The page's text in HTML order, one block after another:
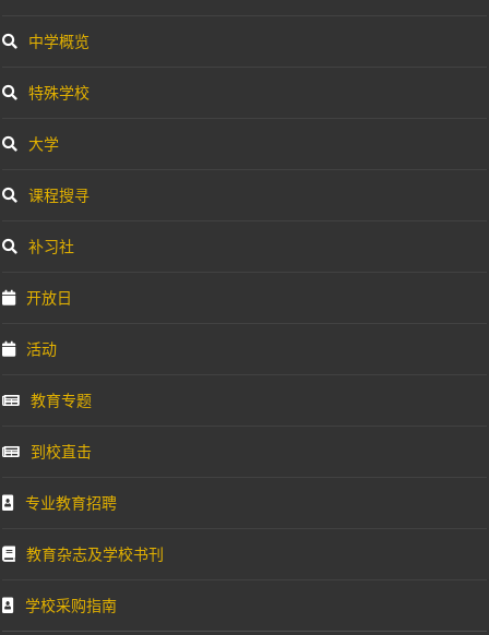
特殊学校
大学
课程搜寻
补习社
开放日
活动
教育专题
到校直击
专业教育招聘
教育杂志及学校书刊
学校采购指南